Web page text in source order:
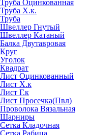
Труба Оцинкованная
Труба Х.к.
Труба
Швеллер Гнутый
Швеллер Катаный
Балка Двутавровая
Круг
Уголок
Квадрат
Лист Оцинкованный
Лист Х.к
Лист Г.к
Лист Просечка(Пвл)
Проволока Вязальная
Шарниры
Сетка Кладочная